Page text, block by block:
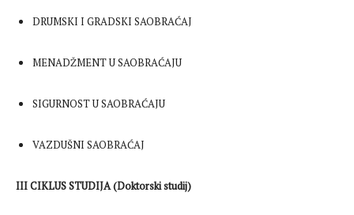
DRUMSKI I GRADSKI SAOBRAĆAJ
MENADŽMENT U SAOBRAĆAJU
SIGURNOST U SAOBRAĆAJU
VAZDUŠNI SAOBRAĆAJ
III CIKLUS STUDIJA (Doktorski studij)